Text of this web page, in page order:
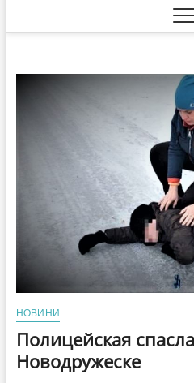
НОВИНИ
Полицейская
Новодружеске